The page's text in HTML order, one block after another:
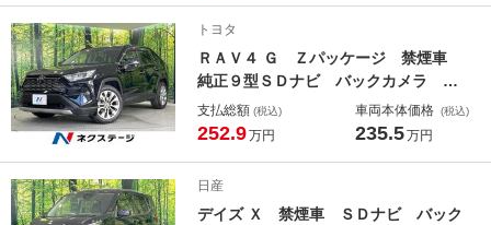
ナーセンサー ルーフレール
トヨタ
ＲＡＶ４ Ｇ Ｚパッケージ 禁煙車
純正９型ＳＤナビ バックカメラ 衝
突被害軽減システム レーダークルー
ズ ＢＳＭ 電動リアゲート パワー
ッド ビルトインＥＴＣ
支払総額 (税込)
252.9万円
車両本体価格 (税込)
235.5万円
日産
デイズ Ｘ 禁煙車 ＳＤナビ バック